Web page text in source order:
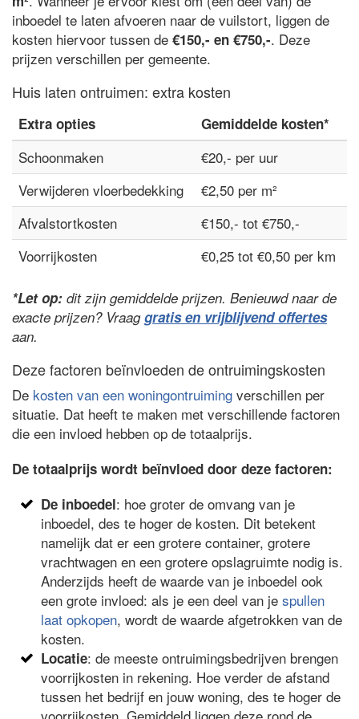
inboedel te laten afvoeren naar de vuilstort, liggen de
kosten hiervoor tussen de €150,- en €750,-. Deze
prijzen verschillen per gemeente.
Huis laten ontruimen: extra kosten
Extra opties Gemiddelde kosten*
Schoonmaken
€20,- per uur
Verwijderen vloerbedekking
€2,50 per m²
Afvalstortkosten
€150,- tot €750,-
Voorrijkosten
€0,25 tot €0,50 per km
*Let op: dit zijn gemiddelde prijzen. Benieuwd naar de
exacte prijzen? Vraaggratis en vrijblijvend offertes
aan.
Deze factoren beïnvloeden de ontruimingskosten
De kosten van een woningontruiming verschillen per
situatie. Dat heeft te maken met verschillende factoren
die een invloed hebben op de totaalprijs.
De totaalprijs wordt beïnvloed door deze factoren:
De inboedel: hoe groter de omvang van je
inboedel, des te hoger de kosten. Dit betekent
namelijk dat er een grotere container, grotere
vrachtwagen en een grotere opslagruimte nodig is.
Anderzijds heeft de waarde van je inboedel ook
een grote invloed: als je een deel van jespullen
laat opkopen, wordt de waarde afgetrokken van de
kosten.
Locatie: de meeste ontruimingsbedrijven brengen
voorrijkosten in rekening. Hoe verder de afstand
tussen het bedrijf en jouw woning, des te hoger de